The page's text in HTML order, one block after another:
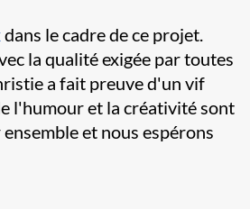
dans le cadre de ce projet.
la qualité exigée par toutes
a fait preuve d'un vif
l'humour et la créativité sont
et nous espérons